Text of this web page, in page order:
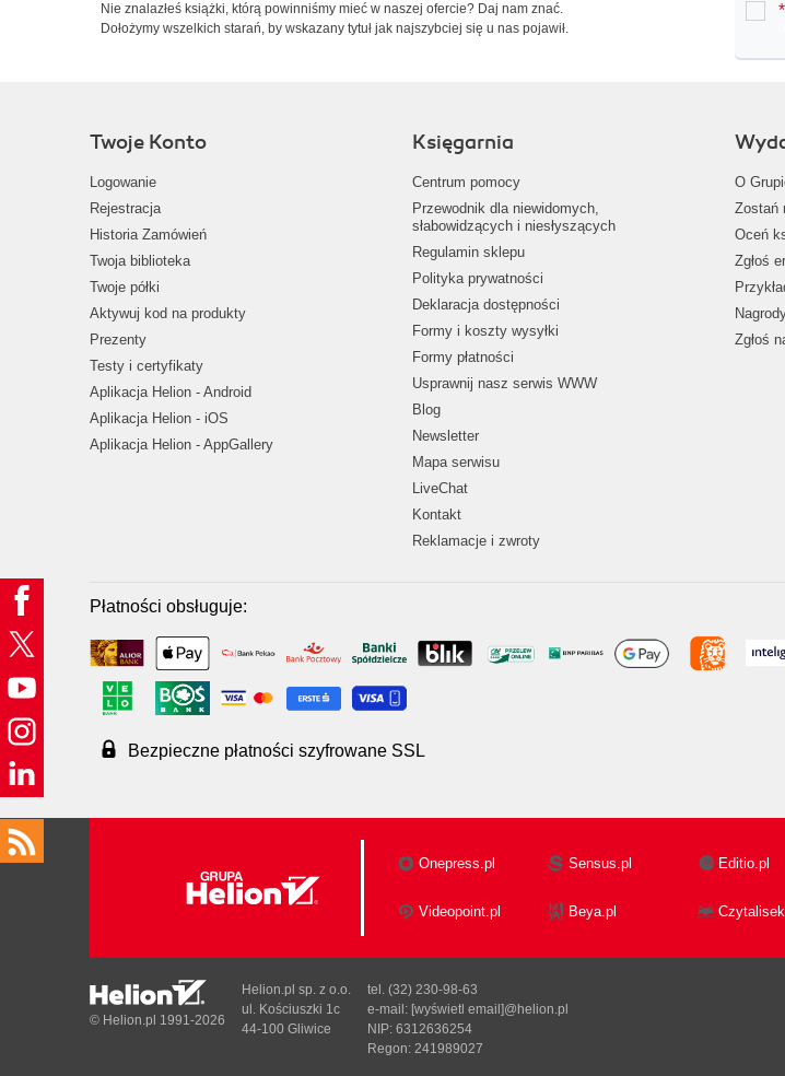
Nie znalazłeś książki, którą powinniśmy mieć w naszej ofercie? Daj nam znać.
Dołożymy wszelkich starań, by wskazany tytuł jak najszybciej się u nas pojawił.
*
Twoje Konto
Logowanie
Rejestracja
Historia Zamówień
Twoja biblioteka
Twoje półki
Aktywuj kod na produkty
Prezenty
Testy i certyfikaty
Aplikacja Helion - Android
Aplikacja Helion - iOS
Aplikacja Helion - AppGallery
Księgarnia
Centrum pomocy
Przewodnik dla niewidomych,
słabowidzących i niesłyszących
Regulamin sklepu
Polityka prywatności
Deklaracja dostępności
Formy i koszty wysyłki
Formy płatności
Usprawnij nasz serwis WWW
Blog
Newsletter
Mapa serwisu
LiveChat
Kontakt
Reklamacje i zwroty
O
Zostań
Oceń
Zgłoś
Zgłoś
Płatności obsługuje:
Bezpieczne płatności szyfrowane SSL
Onepress.pl Sensus.pl Editio.pl
Videopoint.pl Beya.pl
© Helion.pl 1991-2026
Helion.pl sp. z o.o.
ul. Kościuszki 1c
44-100 Gliwice
tel. (32) 230-98-63
e-mail: [wyświetl email]@helion.pl
NIP: 6312636254
Regon: 241989027